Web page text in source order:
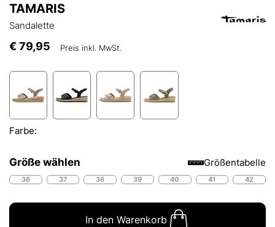
TAMARIS
Sandalette
€ 79,95 Preis inkl. MwSt.
Farbe:
Größe wählen Größentabelle
36 37 38 39 40 41 42
In den Warenkorb